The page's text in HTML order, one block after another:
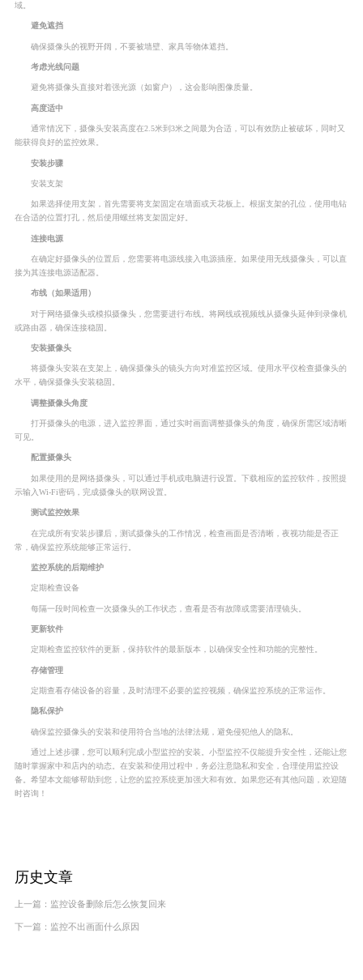
域。
避免遮挡
确保摄像头的视野开阔，不要被墙壁、家具等物体遮挡。
考虑光线问题
避免将摄像头直接对着强光源（如窗户），这会影响图像质量。
高度适中
通常情况下，摄像头安装高度在2.5米到3米之间最为合适，可以有效防止被破坏，同时又
能获得良好的监控效果。
安装步骤
安装支架
如果选择使用支架，首先需要将支架固定在墙面或天花板上。根据支架的孔位，使用电钻
在合适的位置打孔，然后使用螺丝将支架固定好。
连接电源
在确定好摄像头的位置后，您需要将电源线接入电源插座。如果使用无线摄像头，可以直
接为其连接电源适配器。
布线（如果适用）
对于网络摄像头或模拟摄像头，您需要进行布线。将网线或视频线从摄像头延伸到录像机
或路由器，确保连接稳固。
安装摄像头
将摄像头安装在支架上，确保摄像头的镜头方向对准监控区域。使用水平仪检查摄像头的
水平，确保摄像头安装稳固。
调整摄像头角度
打开摄像头的电源，进入监控界面，通过实时画面调整摄像头的角度，确保所需区域清晰
可见。
配置摄像头
如果使用的是网络摄像头，可以通过手机或电脑进行设置。下载相应的监控软件，按照提
示输入Wi-Fi密码，完成摄像头的联网设置。
测试监控效果
在完成所有安装步骤后，测试摄像头的工作情况，检查画面是否清晰，夜视功能是否正
常，确保监控系统能够正常运行。
监控系统的后期维护
定期检查设备
每隔一段时间检查一次摄像头的工作状态，查看是否有故障或需要清理镜头。
更新软件
定期检查监控软件的更新，保持软件的最新版本，以确保安全性和功能的完整性。
存储管理
定期查看存储设备的容量，及时清理不必要的监控视频，确保监控系统的正常运作。
隐私保护
确保监控摄像头的安装和使用符合当地的法律法规，避免侵犯他人的隐私。
通过上述步骤，您可以顺利完成小型监控的安装。小型监控不仅能提升安全性，还能让您
随时掌握家中和店内的动态。在安装和使用过程中，务必注意隐私和安全，合理使用监控设
备。希望本文能够帮助到您，让您的监控系统更加强大和有效。如果您还有其他问题，欢迎随
时咨询！
历史文章
上一篇： 监控设备删除后怎么恢复回来
下一篇： 监控不出画面什么原因